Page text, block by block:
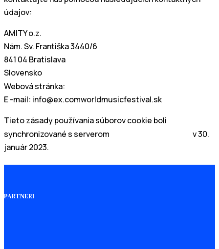
údajov:
AMITY o.z.
Nám. Sv. Františka 3440/6
841 04 Bratislava
Slovensko
Webová stránka:
E -mail: info@ex.comworldmusicfestival.sk
Tieto zásady používania súborov cookie boli
synchronizované s serverom
v 30.
január 2023.
PARTNERI